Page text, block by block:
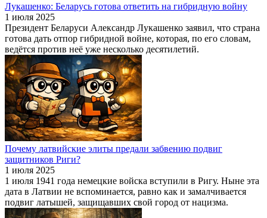
Лукашенко: Беларусь готова ответить на гибридную войну
1 июля 2025
Президент Беларуси Александр Лукашенко заявил, что страна
готова дать отпор гибридной войне, которая, по его словам,
ведётся против неё уже несколько десятилетий.
Почему латвийские элиты предали забвению подвиг
защитников Риги?
1 июля 2025
1 июля 1941 года немецкие войска вступили в Ригу. Ныне эта
дата в Латвии не вспоминается, равно как и замалчивается
подвиг латышей, защищавших свой город от нацизма.